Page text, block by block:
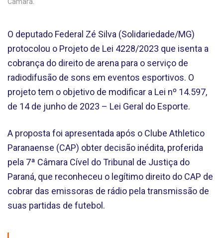
Câmara.
O deputado Federal Zé Silva (Solidariedade/MG)
protocolou o Projeto de Lei 4228/2023 que isenta a
cobrança do direito de arena para o serviço de
radiodifusão de sons em eventos esportivos. O
projeto tem o objetivo de modificar a Lei nº 14.597,
de 14 de junho de 2023 – Lei Geral do Esporte.
A proposta foi apresentada após o Clube Athletico
Paranaense (CAP) obter decisão inédita, proferida
pela 7ª Câmara Cível do Tribunal de Justiça do
Paraná, que reconheceu o legítimo direito do CAP de
cobrar das emissoras de rádio pela transmissão de
suas partidas de futebol.